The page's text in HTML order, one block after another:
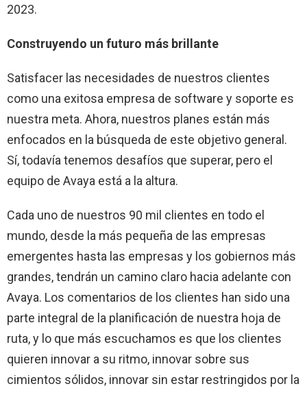
2023.
Construyendo un futuro más brillante
Satisfacer las necesidades de nuestros clientes
como una exitosa empresa de software y soporte es
nuestra meta. Ahora, nuestros planes están más
enfocados en la búsqueda de este objetivo general.
Sí, todavía tenemos desafíos que superar, pero el
equipo de Avaya está a la altura.
Cada uno de nuestros 90 mil clientes en todo el
mundo, desde la más pequeña de las empresas
emergentes hasta las empresas y los gobiernos más
grandes, tendrán un camino claro hacia adelante con
Avaya. Los comentarios de los clientes han sido una
parte integral de la planificación de nuestra hoja de
ruta, y lo que más escuchamos es que los clientes
quieren innovar a su ritmo, innovar sobre sus
cimientos sólidos, innovar sin estar restringidos por la